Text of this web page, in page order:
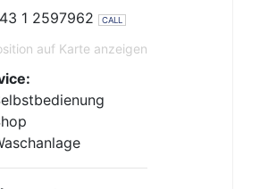
1 2597962
CALL
auf Karte anzeigen